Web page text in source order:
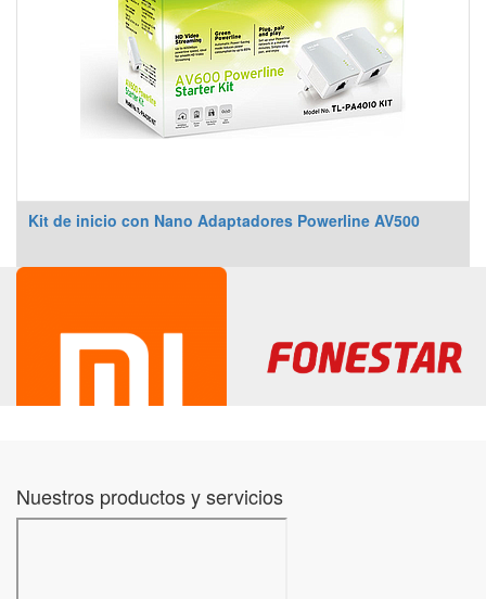
Kit de inicio con Nano Adaptadores Powerline AV500
Nuestros productos y servicios